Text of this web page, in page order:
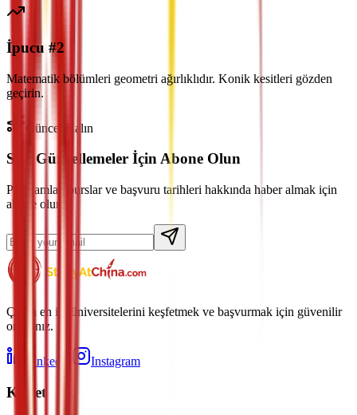
İpucu #2
Matematik bölümleri geometri ağırlıklıdır. Konik kesitleri gözden
geçirin.
Güncel Kalın
Son Güncellemeler İçin Abone Olun
Programlar, burslar ve başvuru tarihleri hakkında haber almak için
abone olun.
Çin'in en iyi üniversitelerini keşfetmek ve başvurmak için güvenilir
ortağınız.
LinkedIn Instagram
Keşfet